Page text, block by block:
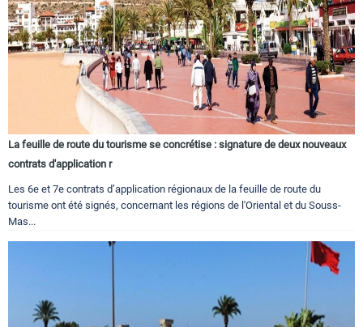
La feuille de route du tourisme se concrétise : signature de deux nouveaux
contrats d'application r
Les 6e et 7e contrats d’application régionaux de la feuille de route du
tourisme ont été signés, concernant les régions de l'Oriental et du Souss-
Mas...